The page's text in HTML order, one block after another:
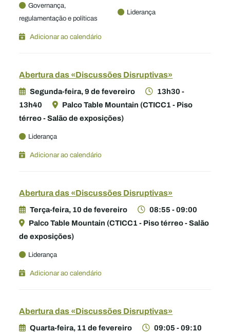
Governança,
regulamentação e políticas
Liderança
Adicionar ao calendário
Abertura das «Discussões Disruptivas»
Segunda-feira, 9 de fevereiro
13h30 -
13h40
Palco Table Mountain (CTICC1 - Piso
térreo - Salão de exposições)
Liderança
Adicionar ao calendário
Abertura das «Discussões Disruptivas»
Terça-feira, 10 de fevereiro
08:55 - 09:00
Palco Table Mountain (CTICC1 - Piso térreo - Salão
de exposições)
Liderança
Adicionar ao calendário
Abertura das «Discussões Disruptivas»
Quarta-feira, 11 de fevereiro
09:05 - 09:10